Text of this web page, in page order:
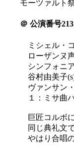
モーツァルト
＠ 公演番号
ミシェル・
ローザンヌ
シンフォニ
谷村由美子
ヴァンサン
１：ミサ曲
巨匠コルボ
同じ典礼文
やはり合唱